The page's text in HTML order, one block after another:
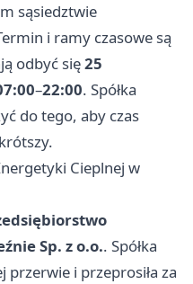
sąsiedztwie
i ramy czasowe są
odbyć się25
–22:00. Spółka
do tego, aby czas
Cieplnej w
Sp. z o.o.. Spółka
przerwie i przeprosiła za